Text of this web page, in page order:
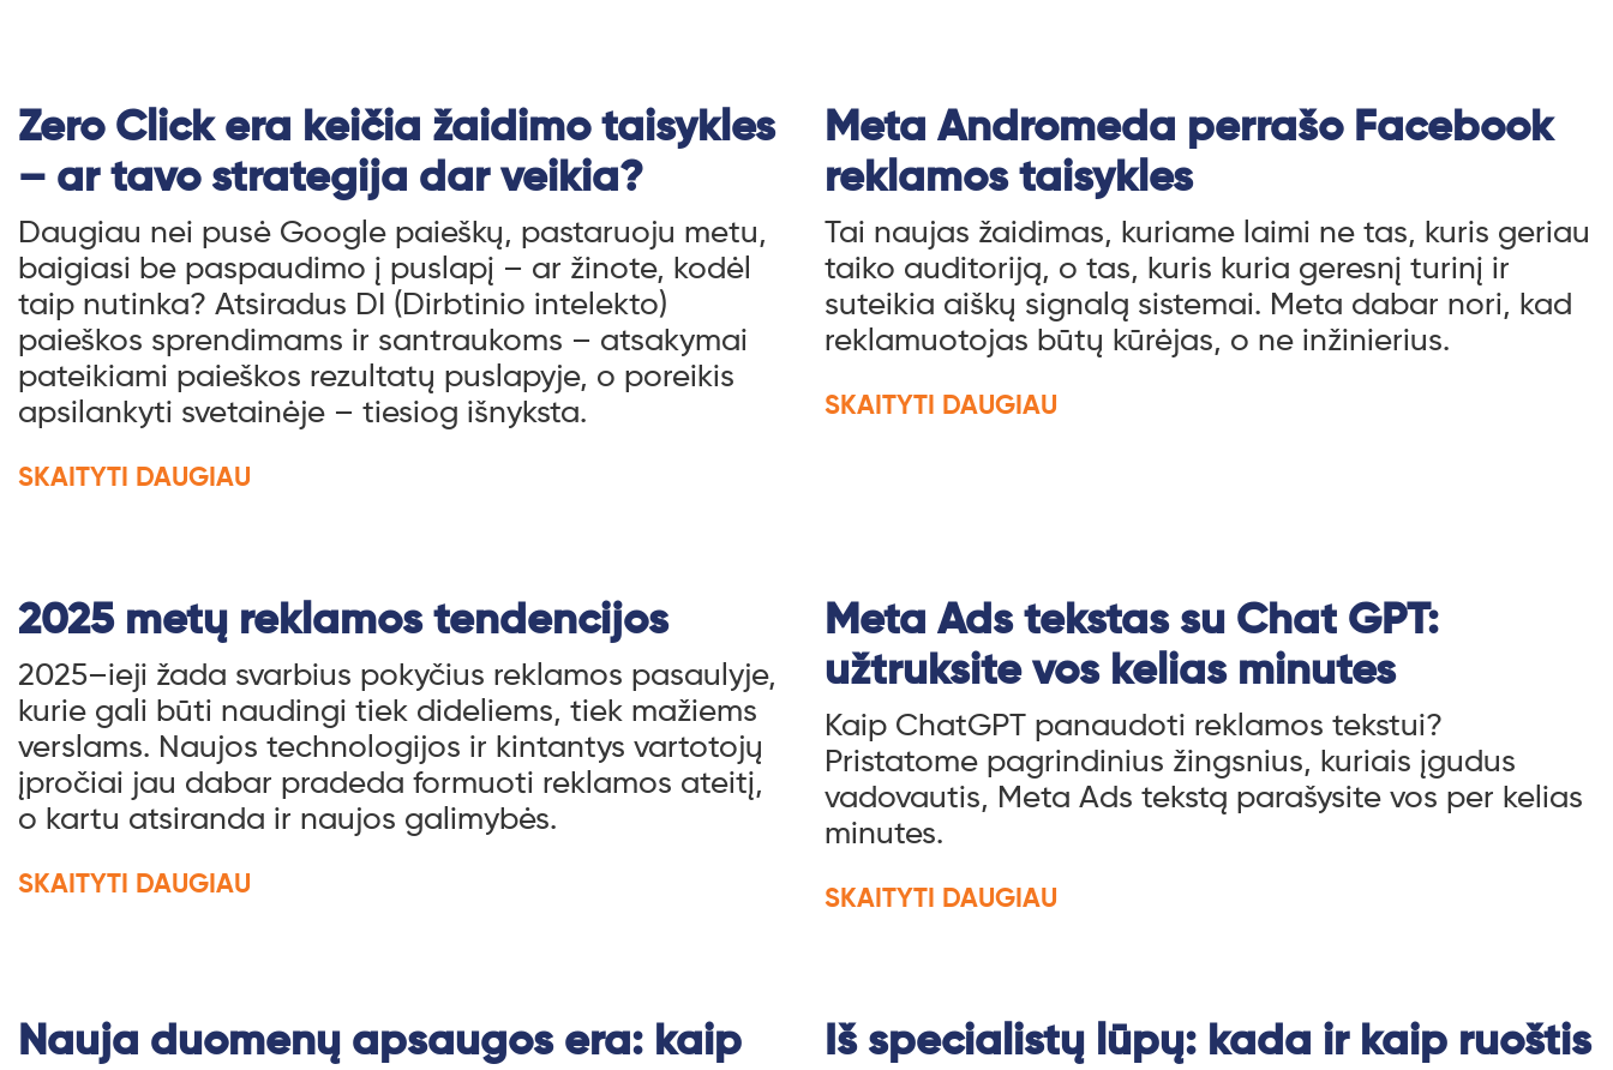
Zero Click era keičia žaidimo taisykles
– ar tavo strategija dar veikia?
Daugiau nei pusė Google paieškų, pastaruoju metu,
baigiasi be paspaudimo į puslapį – ar žinote, kodėl
taip nutinka? Atsiradus DI (Dirbtinio intelekto)
paieškos sprendimams ir santraukoms – atsakymai
pateikiami paieškos rezultatų puslapyje, o poreikis
apsilankyti svetainėje – tiesiog išnyksta.
SKAITYTI DAUGIAU
Meta Andromeda perrašo Facebook
reklamos taisykles
Tai naujas žaidimas, kuriame laimi ne tas, kuris geriau
taiko auditoriją, o tas, kuris kuria geresnį turinį ir
suteikia aiškų signalą sistemai. Meta dabar nori, kad
reklamuotojas būtų kūrėjas, o ne inžinierius.
SKAITYTI DAUGIAU
2025 metų reklamos tendencijos
2025–ieji žada svarbius pokyčius reklamos pasaulyje,
kurie gali būti naudingi tiek dideliems, tiek mažiems
verslams. Naujos technologijos ir kintantys vartotojų
įpročiai jau dabar pradeda formuoti reklamos ateitį,
o kartu atsiranda ir naujos galimybės.
SKAITYTI DAUGIAU
Meta Ads tekstas su Chat GPT:
užtruksite vos kelias minutes
Kaip ChatGPT panaudoti reklamos tekstui?
Pristatome pagrindinius žingsnius, kuriais įgudus
vadovautis, Meta Ads tekstą parašysite vos per kelias
minutes.
SKAITYTI DAUGIAU
Nauja duomenų apsaugos era: kaip
Iš specialistų lūpų: kada ir kaip ruoštis